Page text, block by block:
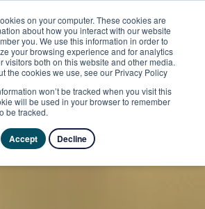
on your computer. These cookies are
about how you interact with our website
you. We use this information in order to
your browsing experience and for analytics
visitors both on this website and other media.
the cookies we use, see our Privacy Policy
won’t be tracked when you visit this
will be used in your browser to remember
be tracked.
Accept Decline